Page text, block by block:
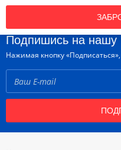
Подпишись на нашу
Нажимая кнопку